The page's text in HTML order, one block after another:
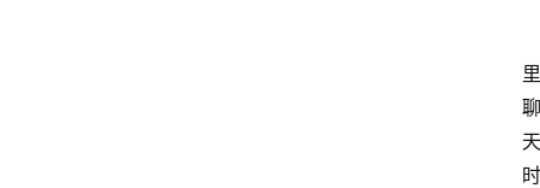
里
聊
天
时